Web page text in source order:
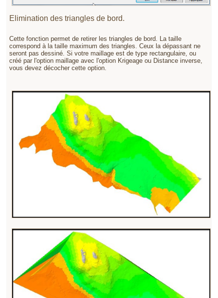
Elimination des triangles de bord.
Cette fonction permet de retirer les triangles de bord. La taille
correspond à la taille maximum des triangles. Ceux la dépassant ne
seront pas dessiné. Si votre maillage est de type rectangulaire, ou
créé par l'option maillage avec l'option Krigeage ou Distance inverse,
vous devez décocher cette option.